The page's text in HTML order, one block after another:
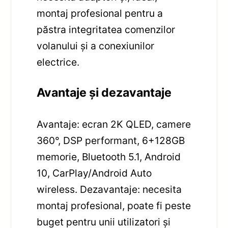
montaj profesional pentru a
păstra integritatea comenzilor
volanului și a conexiunilor
electrice.
Avantaje și dezavantaje
Avantaje: ecran 2K QLED, camere
360°, DSP performant, 6+128GB
memorie, Bluetooth 5.1, Android
10, CarPlay/Android Auto
wireless. Dezavantaje: necesita
montaj profesional, poate fi peste
buget pentru unii utilizatori și